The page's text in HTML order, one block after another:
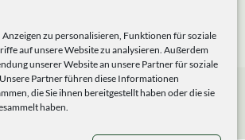
zu personalisieren, Funktionen für soziale
auf unsere Website zu analysieren. Außerdem
unserer Website an unsere Partner für soziale
Partner führen diese Informationen
die Sie ihnen bereitgestellt haben oder die sie
haben.